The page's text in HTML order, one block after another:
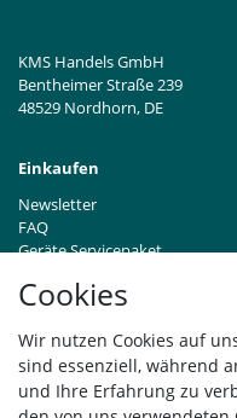
Cookies
Wir nutzen Cookies auf
sind essenziell, während
und Ihre Erfahrung zu
KMS Handels GmbH
Bentheimer Straße 239
48529 Nordhorn, DE
Einkaufen
Newsletter
FAQ
Geräte Servicepaket
Händleranfragen B2B
Widerrufsrecht
Vertrag widerrufen